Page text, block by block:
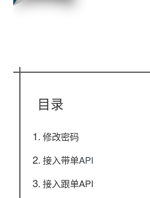
目录
修改密码
接入带单API
接入跟单API